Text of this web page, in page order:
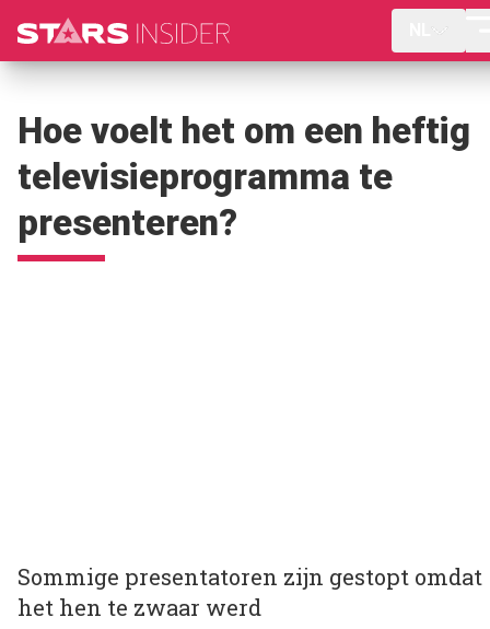
Hoe voelt het om een heftig
televisieprogramma te
presenteren?
Sommige presentatoren zijn gestopt omdat
het hen te zwaar werd